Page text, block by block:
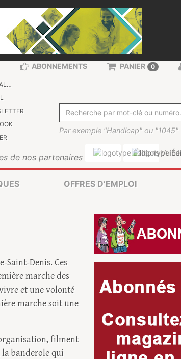
Par exemple "Handicap" ou "1045"
de nos partenaires
ABONNEMENTS PANIER 0
OFFRES D’EMPLOI
Saint-Denis. Ces
marche des
et une volonté
marche soit une
filment
la banderole qui